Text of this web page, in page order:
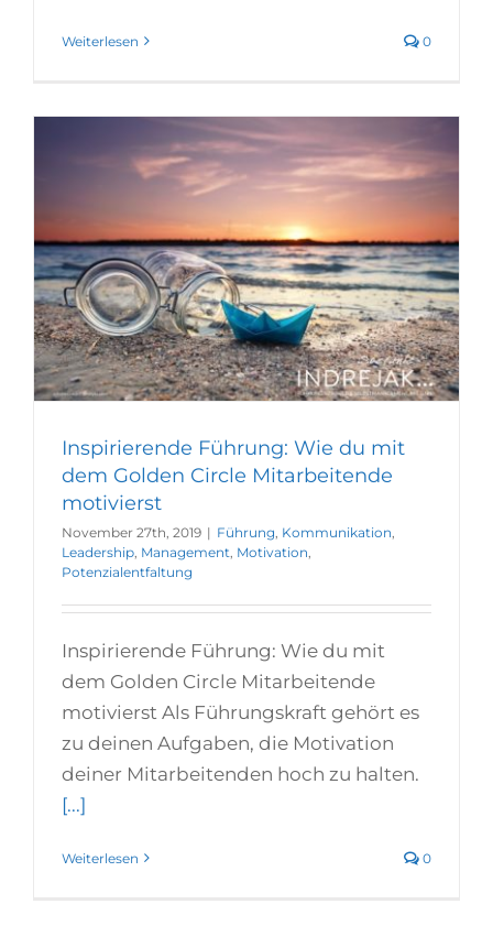
Weiterlesen 0
Inspirierende Führung: Wie du mit
dem Golden Circle Mitarbeitende
motivierst
November 27th, 2019 | Führung Kommunikation
Leadership Management Motivation
Potenzialentfaltung
Inspirierende Führung: Wie du mit
dem Golden Circle Mitarbeitende
motivierst Als Führungskraft gehört es
zu deinen Aufgaben, die Motivation
deiner Mitarbeitenden hoch zu halten.
[...]
Weiterlesen 0